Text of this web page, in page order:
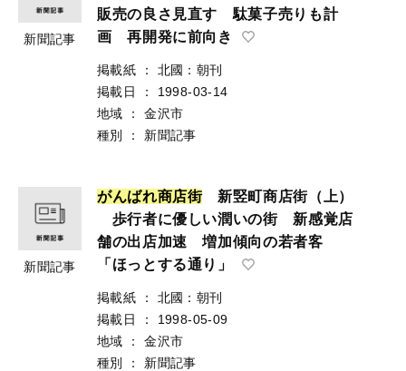
新聞記事
販売の良さ見直す 駄菓子売りも計
画 再開発に前向き
掲載紙 ：
北國：朝刊
掲載日
：
1998-03-14
地域
：
金沢市
種別
： 新聞記事
新聞記事
がんばれ商店街新竪町商店街（上）
歩行者に優しい潤いの街 新感覚店
舗の出店加速 増加傾向の若者客
「ほっとする通り」
掲載紙 ：
北國：朝刊
掲載日
：
1998-05-09
地域
：
金沢市
種別
： 新聞記事